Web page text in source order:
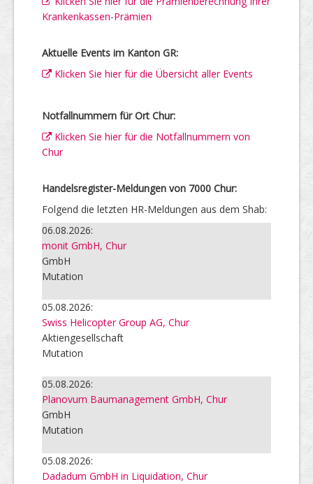
Krankenkassen-Prämien
Aktuelle Events im Kanton GR:
Klicken Sie hier für die Übersicht aller Events
Notfallnummern für Ort Chur:
Klicken Sie hier für die Notfallnummern von
Chur
Handelsregister-Meldungen von 7000 Chur:
Folgend die letzten HR-Meldungen aus dem Shab:
06.08.2026:
monit GmbH, Chur
GmbH
Mutation
05.08.2026:
Swiss Helicopter Group AG, Chur
Aktiengesellschaft
Mutation
05.08.2026:
Planovum Baumanagement GmbH, Chur
GmbH
Mutation
05.08.2026:
Dadadum GmbH in Liquidation, Chur